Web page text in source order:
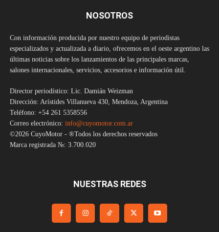
NOSOTROS
Con información producida por nuestro equipo de periodistas
especializados y actualizada a diario, ofrecemos en el oeste argentino las
últimas noticias sobre los lanzamientos de las principales marcas,
salones internacionales, servicios, accesorios e información útil.
Director periodístico: Lic. Damián Weizman
Dirección: Arístides Villanueva 430, Mendoza, Argentina
Teléfono: +54 261 5358556
Correo electrónico: info@cuyomotor.com.ar
©2026 CuyoMotor - ®Todos los derechos reservados
Marca registrada №: 3.700.020
NUESTRAS REDES